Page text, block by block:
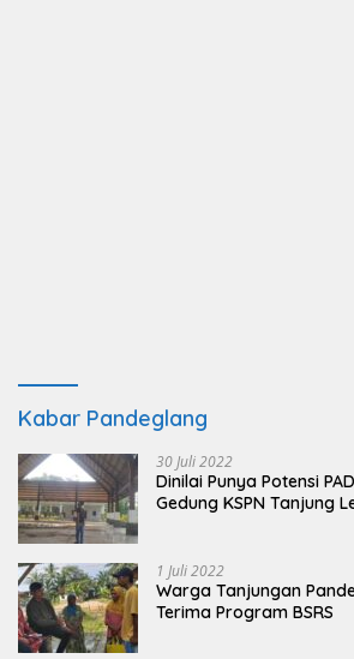
Kabar Pandeglang
30 Juli 2022
Dinilai Punya Potensi
Gedung KSPN Tanjung
1 Juli 2022
Warga Tanjungan
Terima Program BSRS